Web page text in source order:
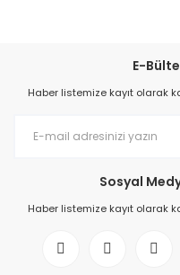
E-
Haber listemize kayıt olarak
Sosyal
Haber listemize kayıt olarak